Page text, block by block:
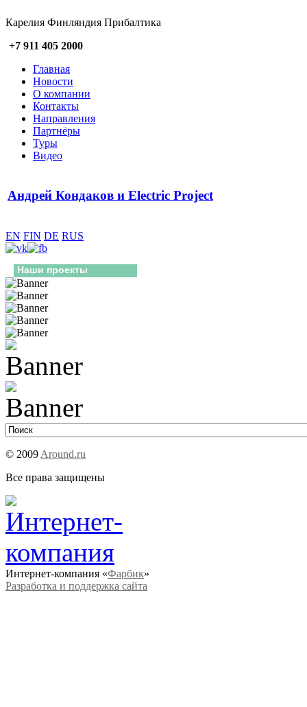
Карелия Финляндия Прибалтика
+7 911 405 2000
Главная
Новости
О компании
Контакты
Направления
Партнёры
Туры
Видео
Андрей Кондаков и Electric Project
EN FIN DE RUS
Наши проекты
© 2009 Around.ru
Все права защищены
Интернет-компания «Фарбик»
Разработка и поддержка сайта